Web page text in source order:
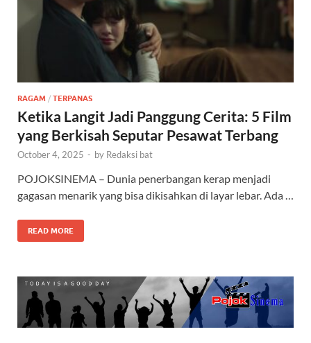
RAGAM / TERPANAS
Ketika Langit Jadi Panggung Cerita: 5 Film
yang Berkisah Seputar Pesawat Terbang
October 4, 2025 - by Redaksi bat
POJOKSINEMA – Dunia penerbangan kerap menjadi
gagasan menarik yang bisa dikisahkan di layar lebar. Ada …
READ MORE